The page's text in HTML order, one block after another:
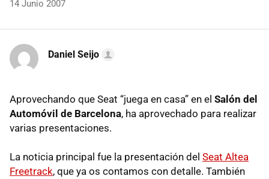
14 Junio 2007
Daniel Seijo
Aprovechando que Seat “juega en casa” en el Salón del
Automóvil de Barcelona, ha aprovechado para realizar
varias presentaciones.
La noticia principal fue la presentación del Seat Altea
Freetrack, que ya os contamos con detalle. También